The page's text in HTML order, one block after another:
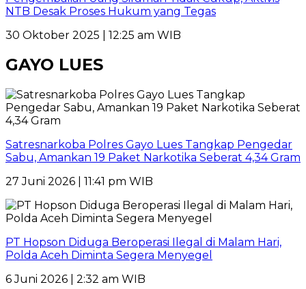
NTB Desak Proses Hukum yang Tegas
30 Oktober 2025 | 12:25 am WIB
GAYO LUES
Satresnarkoba Polres Gayo Lues Tangkap Pengedar
Sabu, Amankan 19 Paket Narkotika Seberat 4,34 Gram
27 Juni 2026 | 11:41 pm WIB
PT Hopson Diduga Beroperasi Ilegal di Malam Hari,
Polda Aceh Diminta Segera Menyegel
6 Juni 2026 | 2:32 am WIB